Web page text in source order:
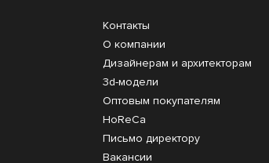
Контакты
О компании
Дизайнерам и архитекторам
3d-модели
Оптовым покупателям
HoReCa
Письмо директору
Вакансии